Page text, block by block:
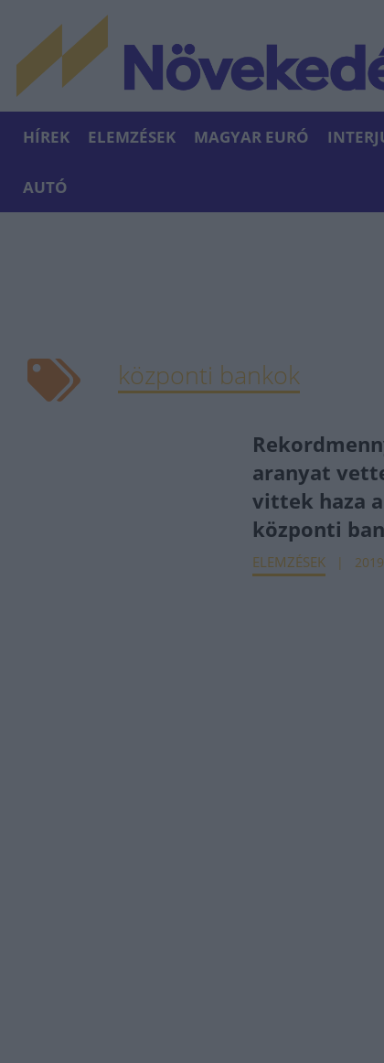
HÍREK ELEMZÉSEK MAGYAR EURÓ
AUTÓ
központi bankok
aranyat
vittek haza a
központi
ELEMZÉSEK